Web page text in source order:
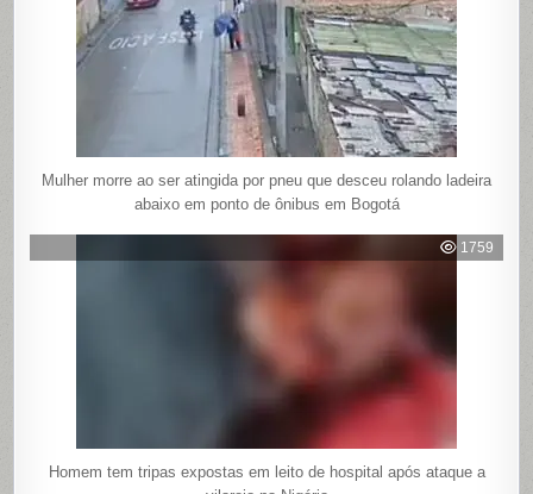
Mulher morre ao ser atingida por pneu que desceu rolando ladeira
abaixo em ponto de ônibus em Bogotá
1759
Homem tem tripas expostas em leito de hospital após ataque a